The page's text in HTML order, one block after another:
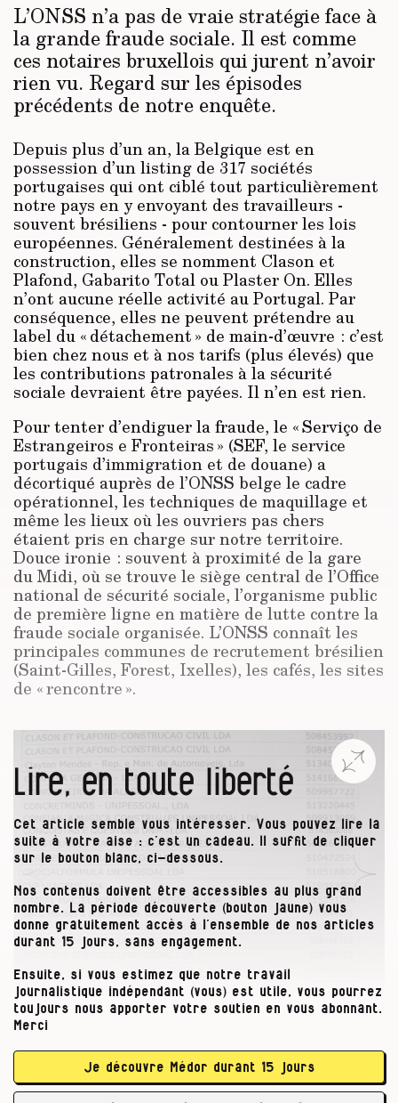
L’ONSS n’a pas de vraie stratégie face à
la grande fraude sociale. Il est comme
ces notaires bruxellois qui jurent n’avoir
rien vu. Regard sur les épisodes
précédents de notre enquête.
Depuis plus d’un an, la Belgique est en
possession d’un listing de 317 sociétés
portugaises qui ont ciblé tout particulièrement
notre pays en y envoyant des travailleurs -
souvent brésiliens - pour contourner les lois
européennes. Généralement destinées à la
construction, elles se nomment Clason et
Plafond, Gabarito Total ou Plaster On. Elles
n’ont aucune réelle activité au Portugal. Par
conséquence, elles ne peuvent prétendre au
label du « détachement » de main-d’œuvre : c’est
bien chez nous et à nos tarifs (plus élevés) que
les contributions patronales à la sécurité
sociale devraient être payées. Il n’en est rien.
Pour tenter d’endiguer la fraude, le « Serviço de
Estrangeiros e Fronteiras » (SEF, le service
portugais d’immigration et de douane) a
décortiqué auprès de l’ONSS belge le cadre
opérationnel, les techniques de maquillage et
même les lieux où les ouvriers pas chers
étaient pris en charge sur notre territoire.
Douce ironie : souvent à proximité de la gare
du Midi, où se trouve le siège central de l’Office
national de sécurité sociale, l’organisme public
de première ligne en matière de lutte contre la
fraude sociale organisée. L’ONSS connaît les
principales communes de recrutement brésilien
(Saint-Gilles, Forest, Ixelles), les cafés, les sites
de « rencontre ».
Parfois, l’ONSS a même reçu le nom de
« taupes » à suivre de près. En septembre
dernier, par exemple, la police portugaise a
Lire, en toute liberté
Cet article semble vous intéresser. Vous pouvez lire la
suite à votre aise : c’est un cadeau. Il suffit de cliquer
sur le bouton blanc, ci-dessous.
Nos contenus doivent être accessibles au plus grand
nombre. La période découverte (bouton jaune) vous
donne gratuitement accès à l’ensemble de nos articles
durant 15 jours, sans engagement.
Ensuite, si vous estimez que notre travail
journalistique indépendant (vous) est utile, vous pourrez
toujours nous apporter votre soutien en vous abonnant.
Merci
Je découvre Médor durant 15 jours